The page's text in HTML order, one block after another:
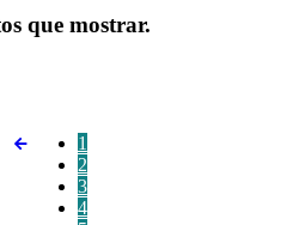
que mostrar.
1
2
3
4